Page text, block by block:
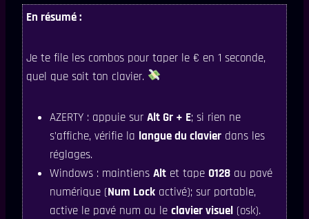
En résumé :
Je te file les combos pour taper le € en 1 seconde,
quel que soit ton clavier.
AZERTY : appuie sur Alt Gr + E; si rien ne
s’affiche, vérifie la langue du clavier dans les
réglages.
Windows : maintiens Alt et tape 0128 au pavé
numérique (Num Lock activé); sur portable,
active le pavé num ou le clavier visuel (osk).